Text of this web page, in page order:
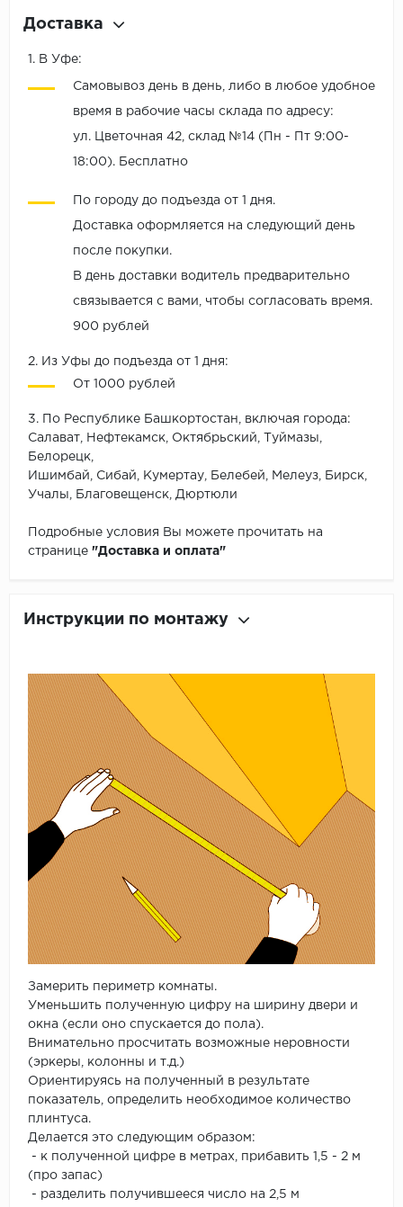
Доставка
1. В Уфе:
Самовывоз день в день, либо в любое удобное
время в рабочие часы склада по адресу:
ул. Цветочная 42, склад №14 (Пн - Пт 9:00-
18:00). Бесплатно
По городу до подъезда от 1 дня.
Доставка оформляется на следующий день
после покупки.
В день доставки водитель предварительно
связывается с вами, чтобы согласовать время.
900 рублей
2. Из Уфы до подъезда от 1 дня:
От 1000 рублей
3. По Республике Башкортостан, включая города:
Салават, Нефтекамск, Октябрьский, Туймазы,
Белорецк,
Ишимбай, Сибай, Кумертау, Белебей, Мелеуз, Бирск,
Учалы, Благовещенск, Дюртюли
Подробные условия Вы можете прочитать на
странице "Доставка и оплата"
Инструкции по монтажу
Замерить периметр комнаты.
Уменьшить полученную цифру на ширину двери и
окна (если оно спускается до пола).
Внимательно просчитать возможные неровности
(эркеры, колонны и т.д.)
Ориентируясь на полученный в результате
показатель, определить необходимое количество
плинтуса.
Делается это следующим образом:
- к полученной цифре в метрах, прибавить 1,5 - 2 м
(про запас)
- разделить получившееся число на 2,5 м